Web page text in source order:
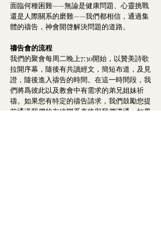
面臨何種困難——無論是健康問題、心靈挑戰
還是人際關系的磨難——我們都相信，通過集
體的禱告，神會開啓解決問題的道路。
禱告會的流程
我們的聚會每周二晚上7:30開始，以贊美詩歌
拉開序幕，隨後有共讀經文，簡短布道，及見
證，隨後進入禱告的時間。在這一時間段，我
們將爲彼此以及教會中有需求的弟兄姐妹祈
禱。如果您有特定的禱告請求，我們鼓勵您提
前通過我們的在線聯系表格與我們溝通，如果